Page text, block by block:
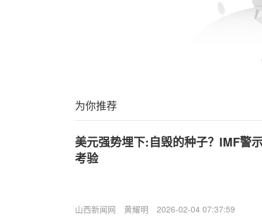
为你推荐
美元强势埋下:自毁的种子？IMF警
考验
山西新闻网 黄耀明 2026-02-04 07:37:59